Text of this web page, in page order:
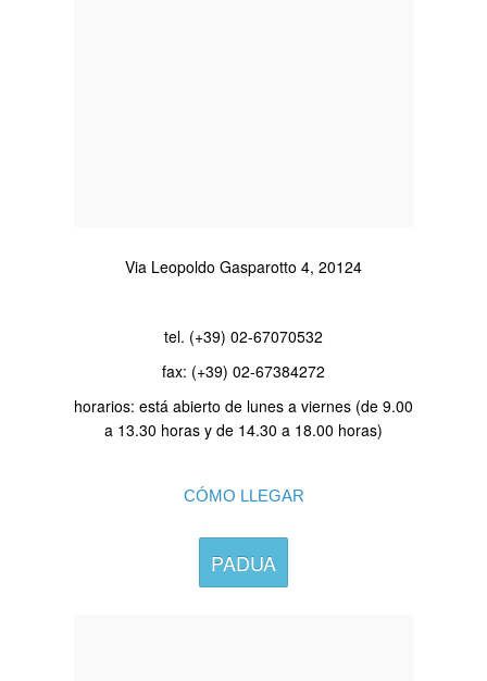
Via Leopoldo Gasparotto 4, 20124
tel. (+39) 02-67070532
fax: (+39) 02-67384272
horarios: está abierto de lunes a viernes (de 9.00
a 13.30 horas y de 14.30 a 18.00 horas)
CÓMO LLEGAR
PADUA